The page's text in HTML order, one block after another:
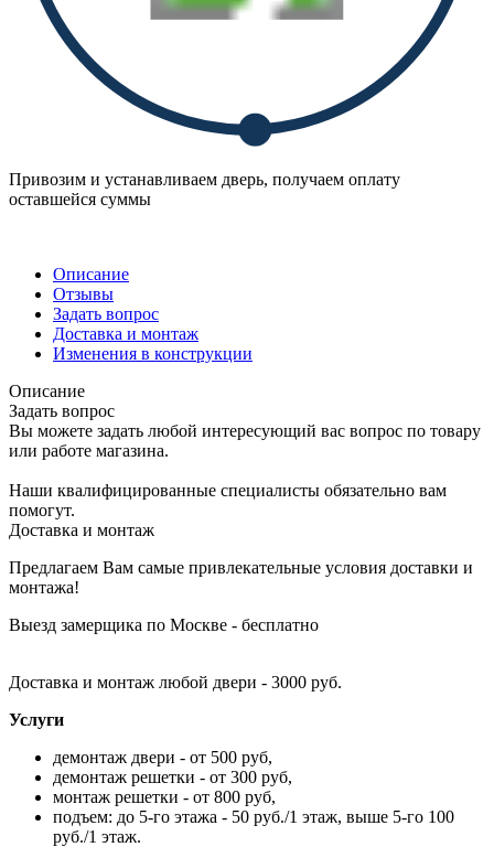
Привозим и устанавливаем дверь, получаем оплату
оставшейся суммы
Описание
Отзывы
Задать вопрос
Доставка и монтаж
Изменения в конструкции
Описание
Задать вопрос
Вы можете задать любой интересующий вас вопрос по товару
или работе магазина.
Наши квалифицированные специалисты обязательно вам
помогут.
Доставка и монтаж
Предлагаем Вам самые привлекательные условия доставки и
монтажа!
Выезд замерщика по Москве - бесплатно
Доставка и монтаж любой двери - 3000 руб.
Услуги
демонтаж двери - от 500 руб,
демонтаж решетки - от 300 руб,
монтаж решетки - от 800 руб,
подъем: до 5-го этажа - 50 руб./1 этаж, выше 5-го 100
руб./1 этаж.